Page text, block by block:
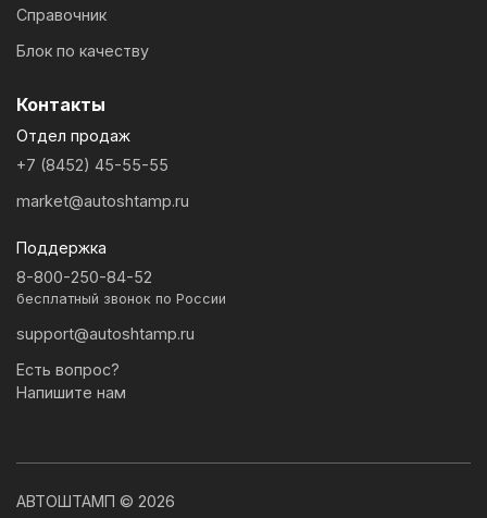
Справочник
Блок по качеству
Контакты
Отдел продаж
+7 (8452) 45-55-55
market@autoshtamp.ru
Поддержка
8-800-250-84-52
бесплатный звонок по России
support@autoshtamp.ru
Есть вопрос?
Напишите нам
АВТОШТАМП © 2026